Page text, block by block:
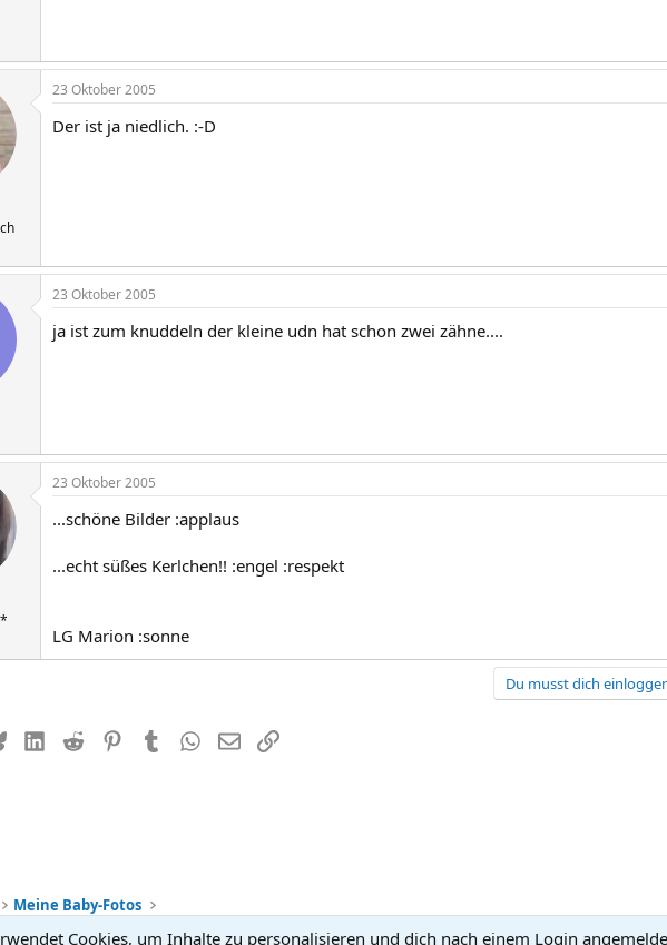
23 Oktober 2005
Der ist ja niedlich. :-D
23 Oktober 2005
ja ist zum knuddeln der kleine udn hat schon zwei zähne....
23 Oktober 2005
...schöne Bilder :applaus
...echt süßes Kerlchen!! :engel :respekt
LG Marion :sonne
Du musst dich
BlueskyLinkedIn
Reddit PinterestTumblrWhatsApp
E-MailLink
Meine Baby-Fotos
Cookies, um Inhalte zu personalisieren und dich nach einem Login